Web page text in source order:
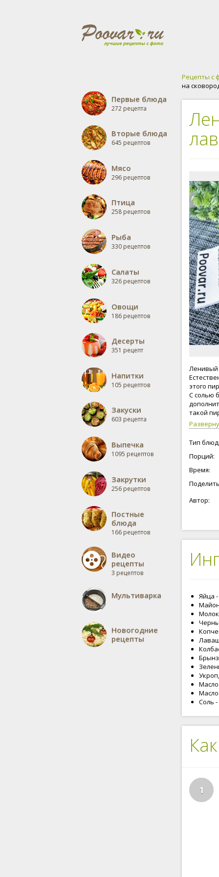
Первые блюда
272 рецепта
Вторые блюда
645 рецептов
Мясо
296 рецептов
Птица
258 рецептов
Рыба
330 рецептов
Салаты
326 рецептов
Овощи
186 рецептов
Десерты
351 рецепт
Напитки
105 рецептов
Закуски
603 рецепта
Выпечка
1095 рецептов
Закрутки
256 рецептов
Постные
блюда
166 рецептов
Видео
рецепты
3 рецептов
Мультиварка
Новогодние
рецепты
Рецепты с
на
Ленивый
этого
С солью
такой
люблю
три
любимы.
Тип
Порций:
Время:
Автор:
Яйца
Лаваш
Масло
Масло
Соль -
1